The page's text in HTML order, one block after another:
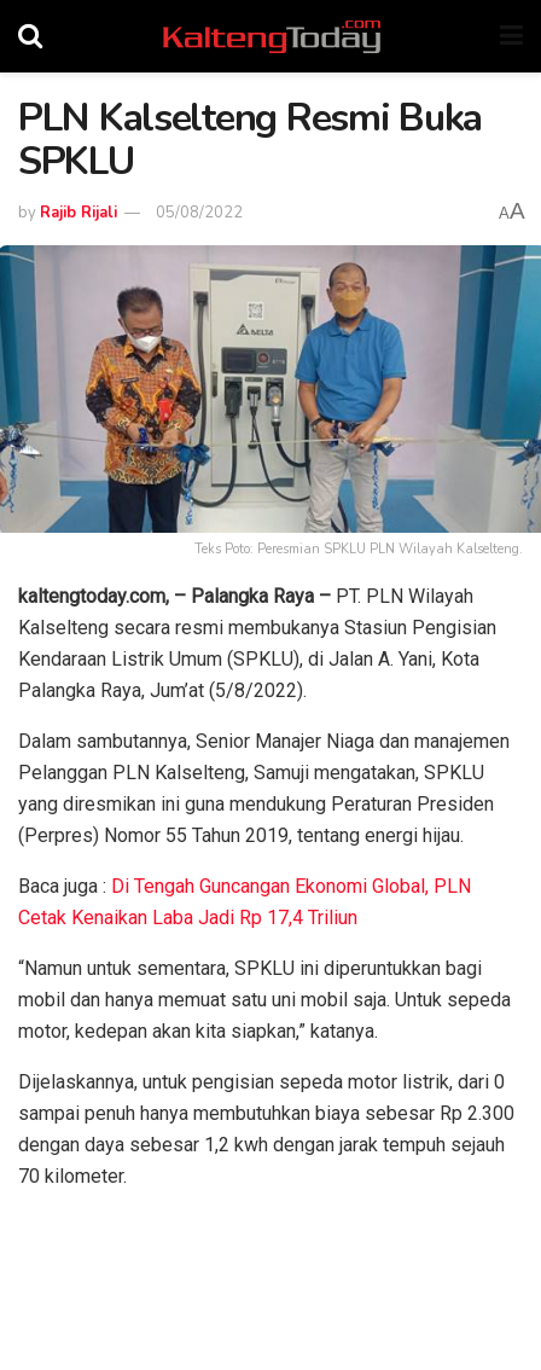
PLN Kalselteng Resmi Buka
SPKLU
by Rajib Rijali 05/08/2022 AA
Teks Poto: Peresmian SPKLU PLN Wilayah Kalselteng.
kaltengtoday.com, – Palangka Raya – PT. PLN Wilayah
Kalselteng secara resmi membukanya Stasiun Pengisian
Kendaraan Listrik Umum (SPKLU), di Jalan A. Yani, Kota
Palangka Raya, Jum’at (5/8/2022).
Dalam sambutannya, Senior Manajer Niaga dan manajemen
Pelanggan PLN Kalselteng, Samuji mengatakan, SPKLU
yang diresmikan ini guna mendukung Peraturan Presiden
(Perpres) Nomor 55 Tahun 2019, tentang energi hijau.
Baca juga : Di Tengah Guncangan Ekonomi Global, PLN
Cetak Kenaikan Laba Jadi Rp 17,4 Triliun
“Namun untuk sementara, SPKLU ini diperuntukkan bagi
mobil dan hanya memuat satu uni mobil saja. Untuk sepeda
motor, kedepan akan kita siapkan,” katanya.
Dijelaskannya, untuk pengisian sepeda motor listrik, dari 0
sampai penuh hanya membutuhkan biaya sebesar Rp 2.300
dengan daya sebesar 1,2 kwh dengan jarak tempuh sejauh
70 kilometer.